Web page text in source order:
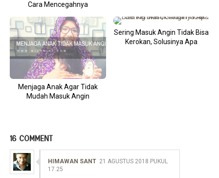
Cara Mencegahnya
Menjaga Anak Agar Tidak
Mudah Masuk Angin
Sering Masuk Angin Tidak Bisa
Kerokan, Solusinya Apa
16 COMMENT
HIMAWAN SANT 21 AGUSTUS 2018 PUKUL
17.25